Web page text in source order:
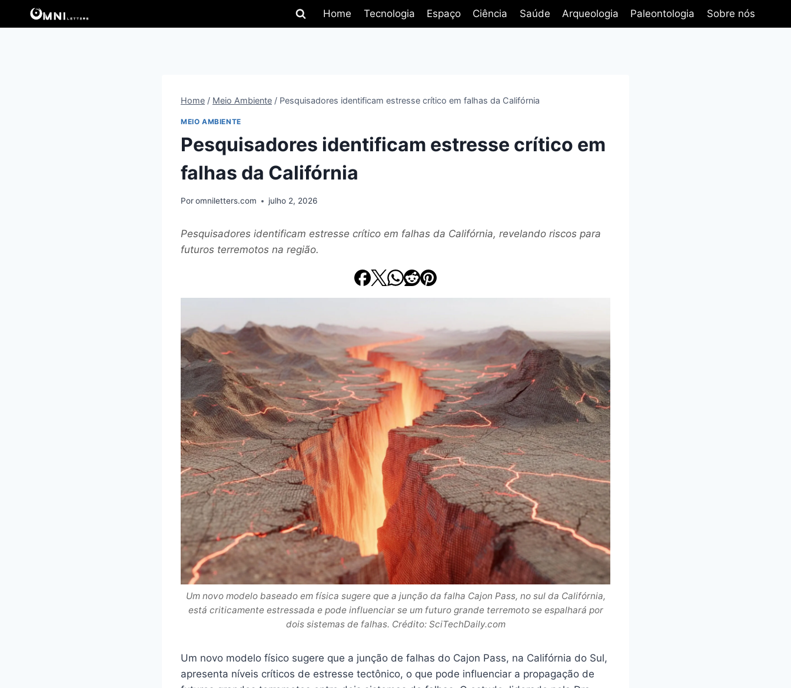
Home Tecnologia Espaço Ciência Saúde Arqueologia Paleontologia Sobre nós
Home / Meio Ambiente / Pesquisadores identificam estresse crítico em falhas da Califórnia
MEIO AMBIENTE
Pesquisadores identificam estresse crítico em
falhas da Califórnia
Poromniletters.com julho 2, 2026
Pesquisadores identificam estresse crítico em falhas da Califórnia, revelando riscos para
futuros terremotos na região.
Um novo modelo baseado em física sugere que a junção da falha Cajon Pass, no sul da Califórnia,
está criticamente estressada e pode influenciar se um futuro grande terremoto se espalhará por
dois sistemas de falhas. Crédito: SciTechDaily.com
Um novo modelo físico sugere que a junção de falhas do Cajon Pass, na Califórnia do Sul,
apresenta níveis críticos de estresse tectônico, o que pode influenciar a propagação de